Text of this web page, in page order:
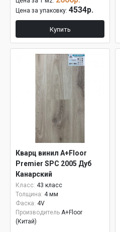
Цена за упаковку: 4534р.
Купить
Кварц винил A+Floor
Premier SPC 2005 Дуб
Канарский
Класс: 43 класс
Толщина: 4 мм
Фаска: 4V
Производитель A+Floor
(Китай)